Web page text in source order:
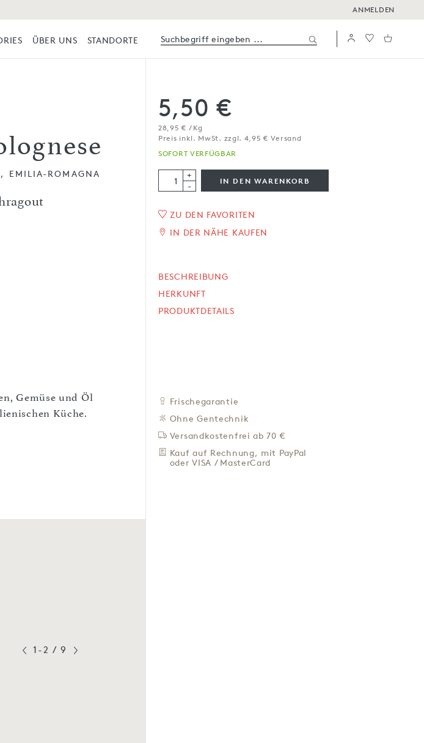
ANMELDEN
ÜBER UNS STANDORTE
Ragù alla Bolognese
5,50 €
Preis inkl. MwSt. zzgl. 4,95 € Versand
BESCHREIBUNG
HERKUNFT
PRODUKTDETAILS
, EMILIA-ROMAGNA
SOFORT VERFÜGBAR
5,50 €
28,95 € / Kg
Preis inkl. MwSt. zzgl. 4,95 € Versand
+
-
IN DEN WARENKORB
ZU DEN FAVORITEN
IN DER NÄHE KAUFEN
BESCHREIBUNG
HERKUNFT
PRODUKTDETAILS
Frischegarantie
Ohne Gentechnik
Versandkostenfrei ab 70 €
Kauf auf Rechnung, mit PayPal
oder VISA / MasterCard
Gemüse und Öl
Küche.
1-2 / 9